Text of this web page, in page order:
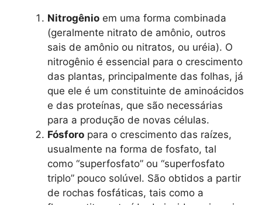
Nitrogênio em uma forma combinada
(geralmente nitrato de amônio, outros
sais de amônio ou nitratos, ou uréia). O
nitrogênio é essencial para o crescimento
das plantas, principalmente das folhas, já
que ele é um constituinte de aminoácidos
e das proteínas, que são necessárias
para a produção de novas células.
Fósforo para o crescimento das raízes,
usualmente na forma de fosfato, tal
como “superfosfato” ou “superfosfato
triplo” pouco solúvel. São obtidos a partir
de rochas fosfáticas, tais como a